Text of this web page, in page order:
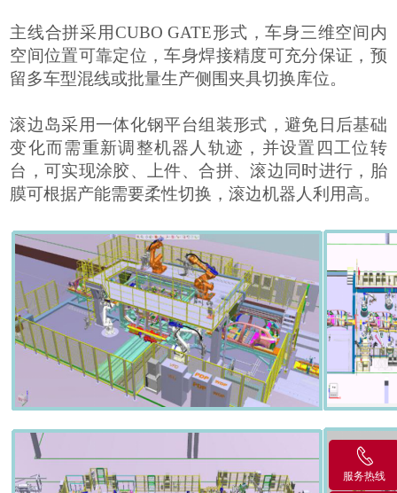
主线合拼采用CUBO GATE形式，车身三维空间内
空间位置可靠定位，车身焊接精度可充分保证，预
留多车型混线或批量生产侧围夹具切换库位。
滚边岛采用一体化钢平台组装形式，避免日后基础
变化而需重新调整机器人轨迹，并设置四工位转
台，可实现涂胶、上件、合拼、滚边同时进行，胎
膜可根据产能需要柔性切换，滚边机器人利用高。
服务热线